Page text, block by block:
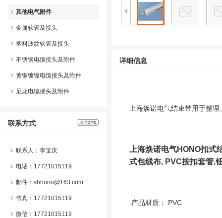
定座，塑料软管管夹、缠绕管、
堵头、尼龙闷盖、锁紧螺母、金
软管接头、90度电缆接头、90
度软管接头、316防腐不锈钢填
其他电气附件
金属软管及接头
塑料波纹软管及接头
不锈钢电缆接头及附件
黄铜镀镍电缆接头及附件
尼龙电缆接头及附件
联系方式
联系人：李宝庆
电话：17721015119
邮件：shhono@163.com
传真：17721015119
微信： 17721015119
详细信息
上海焕诺电气结束带用于整
上海焕诺电气HONO扣式
式包线布, PVC按扣套管,
.产品材质： PVC